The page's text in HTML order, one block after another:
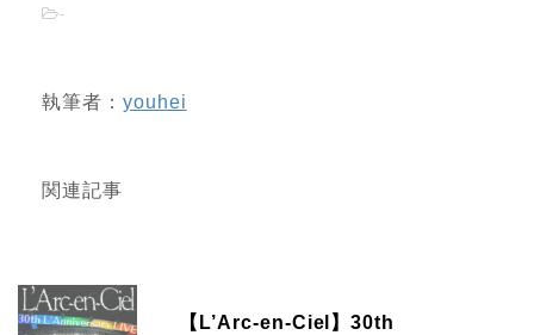
-
執筆者： youhei
関連記事
【L’Arc-en-Ciel】30th